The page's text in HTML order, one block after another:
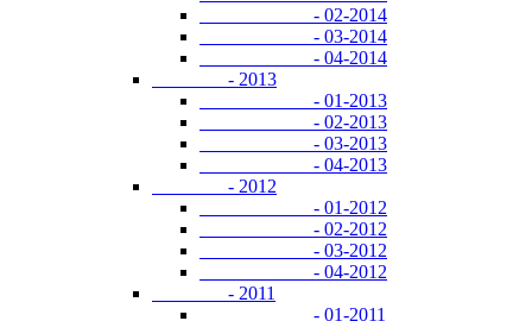
- 02-2014
- 03-2014
- 04-2014
- 2013
- 01-2013
- 02-2013
- 03-2013
- 04-2013
- 2012
- 01-2012
- 02-2012
- 03-2012
- 04-2012
- 2011
- 01-2011